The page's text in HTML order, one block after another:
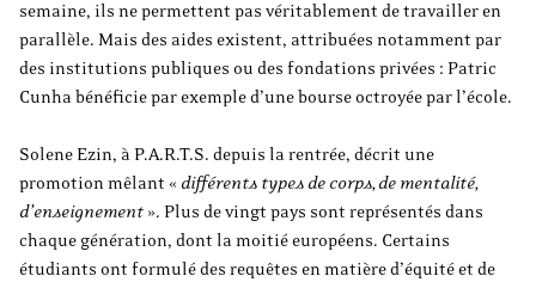
semaine, ils ne permettent pas véritablement de travailler en
parallèle. Mais des aides existent, attribuées notamment par
des institutions publiques ou des fondations privées : Patric
Cunha bénéficie par exemple d’une bourse octroyée par l’école.
Solene Ezin, à P.A.R.T.S. depuis la rentrée, décrit une
promotion mêlant « différents types de corps, de mentalité,
d’enseignement ». Plus de vingt pays sont représentés dans
chaque génération, dont la moitié européens. Certains
étudiants ont formulé des requêtes en matière d’équité et de